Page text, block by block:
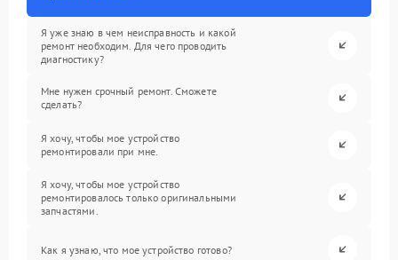
Я уже знаю в чем неисправность и какой
ремонт необходим. Для чего проводить
диагностику?
Мне нужен срочный ремонт. Сможете
сделать?
Я хочу, чтобы мое устройство
ремонтировали при мне.
Я хочу, чтобы мое устройство
ремонтировалось только оригинальными
запчастями.
Как я узнаю, что мое устройство готово?